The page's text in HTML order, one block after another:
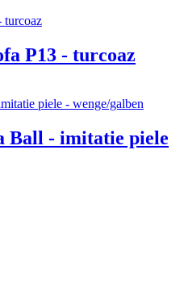
P13 - turcoaz
Ball - imitatie piele